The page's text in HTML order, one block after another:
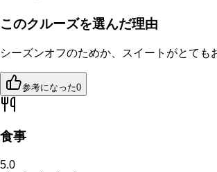
このクルーズを選んだ理由
シーズンオフのためか、スイートがとても
参考になった0
食事
5.0